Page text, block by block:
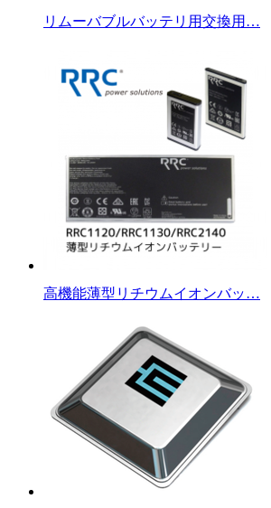
リムーバブルバッテリ用交換用…
高機能薄型リチウムイオンバッ…